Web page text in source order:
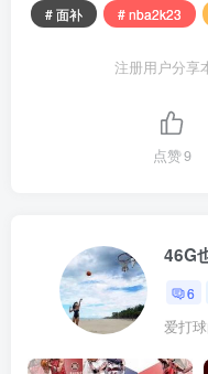
# 面补 # nba2k23
注册用户分享
点赞9
46G
6
爱打